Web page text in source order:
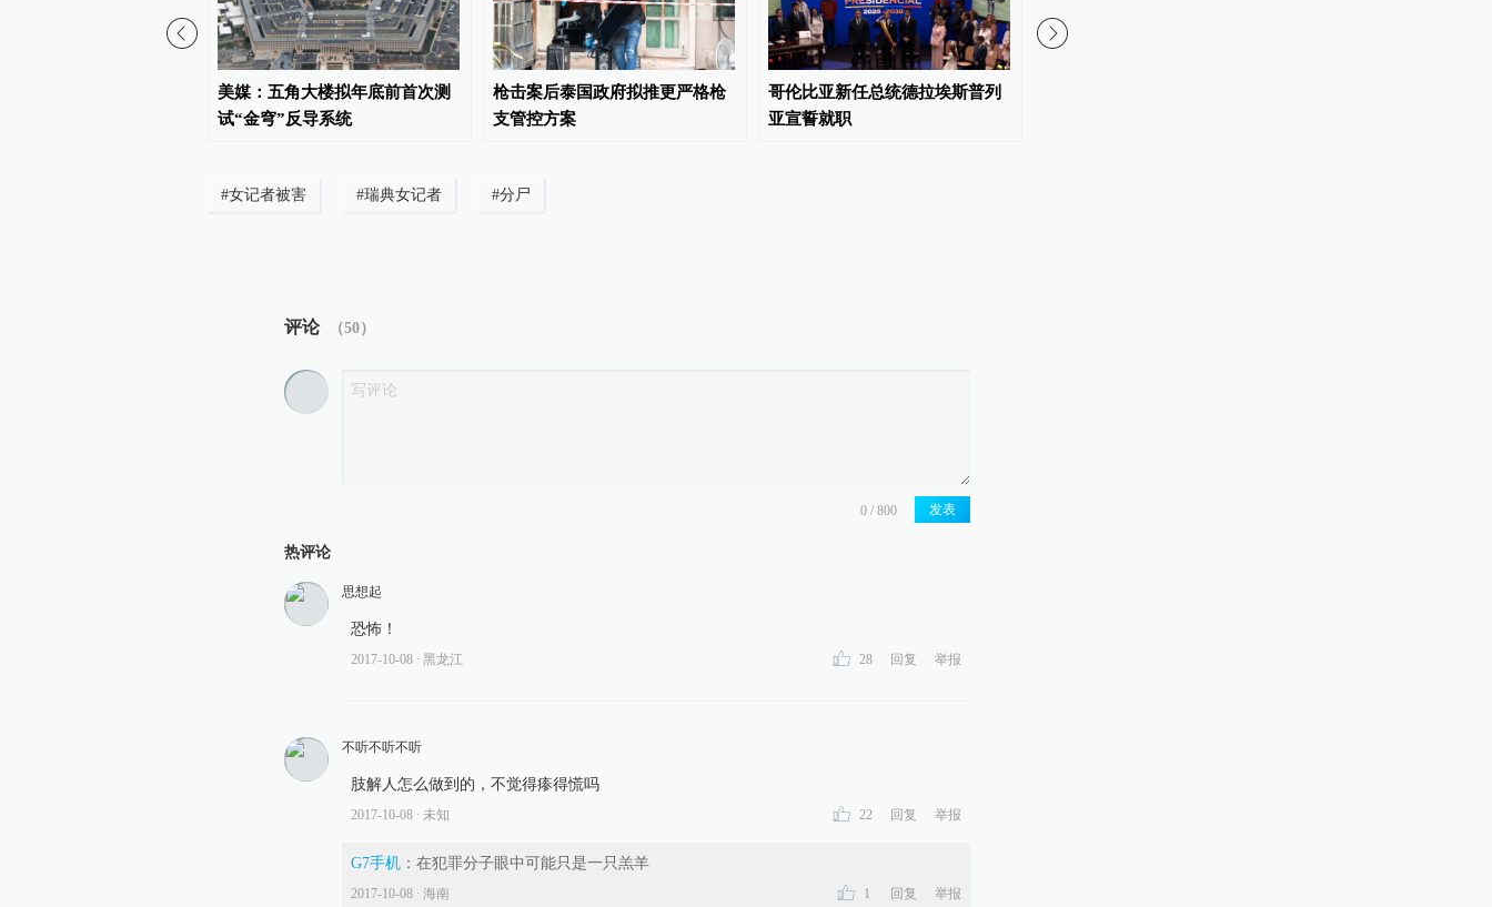
美媒：五角大楼拟年底前首次测
试“金穹”反导系统
枪击案后泰国政府拟推更严格枪
支管控方案
哥伦比亚新任总统德拉埃斯普列
亚宣誓就职
#女记者被害 #瑞典女记者 #分尸
评论 （50）
发表
热评论
思想起
恐怖！
2017-10-08 ∙ 黑龙江 28 回复 举报
不听不听不听
肢解人怎么做到的，不觉得瘆得慌吗
2017-10-08 ∙ 未知 22 回复 举报
G7手机 ： 在犯罪分子眼中可能只是一只羔羊
2017-10-08 ∙ 海南 1 回复 举报